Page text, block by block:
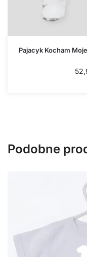
Pajacyk Kocham
Podobne